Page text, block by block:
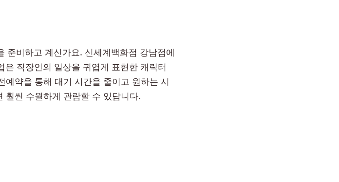
준비하고 계신가요. 신세계백화점 강남점에
직장인의 일상을 귀엽게 표현한 캐릭터
약을 통해 대기 시간을 줄이고 원하는 시
훨씬 수월하게 관람할 수 있답니다.